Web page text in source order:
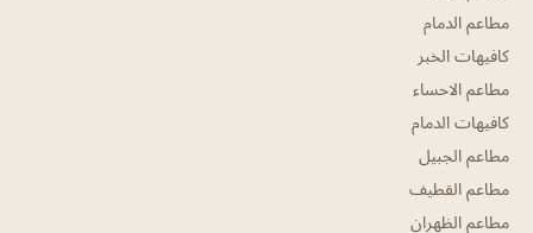
مطاعم الدمام
كافيهات الخبر
مطاعم الاحساء
كافيهات الدمام
مطاعم الجبيل
مطاعم القطيف
مطاعم الظهران